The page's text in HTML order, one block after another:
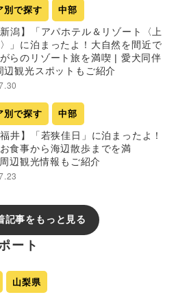
別で探す 中部
新潟】「アパホテル＆リゾート〈上
」に泊まったよ！大自然を間近で
らのリゾート旅を満喫 | 愛犬同伴
辺観光スポットもご紹介
別で探す 中部
福井】「若狭佳日」に泊まったよ！
食事から海辺散歩までを満
辺観光情報もご紹介
記事をもっと見る
ート
山梨県